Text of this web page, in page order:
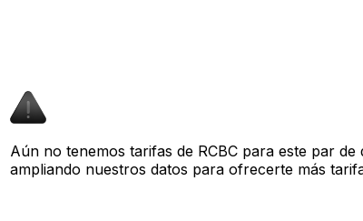
Aún no tenemos tarifas de RCBC para este par
ampliando nuestros datos para ofrecerte más